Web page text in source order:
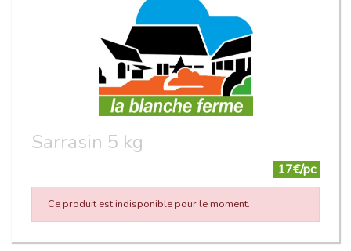
Sarrasin 5 kg
17€/pc
Ce produit est indisponible pour le moment.